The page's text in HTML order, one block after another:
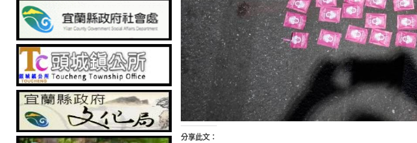
分享此文：